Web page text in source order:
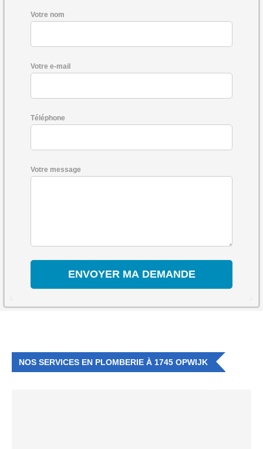
Votre nom
Votre e-mail
Téléphone
Votre message
NOS SERVICES EN PLOMBERIE À 1745 OPWIJK